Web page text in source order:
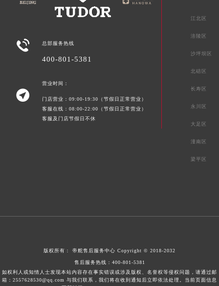
 总部服务热线
400-801-5381

营业时间：
门店营业：09:00-19:30（节假日正常营业）
客服在线：08:00-22:00（节假日正常营业）
客服及门店节假日不休
江北区
涪陵区
沙坪坝区
北碚区
长寿区
永川区
大足区
潼南区
梁平区
版权所有： 帝舵售后服务中心 Copyright © 2018-2032
售后服务热线： 400-801-5381
如权利人或知情人士发现本站内容存在事实错误或涉及版权、名誉权等侵权问题，请通过邮
箱：2557628530@qq.com 与我们联系，我们将在收到通知后立即依法处理。当前页面信息